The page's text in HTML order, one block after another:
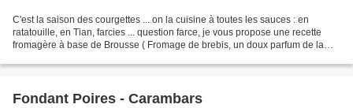
C'est la saison des courgettes ... on la cuisine à toutes les sauces : en
ratatouille, en Tian, farcies ... question farce, je vous propose une recette
fromagère à base de Brousse ( Fromage de brebis, un doux parfum de la
Fondant Poires - Carambars